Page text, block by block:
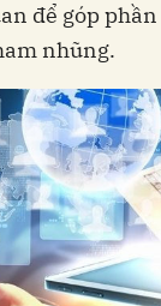
để góp
nhũng.